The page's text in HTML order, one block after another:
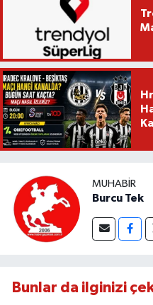
MUHABIR
Burcu Tek
Bunlar da ilginizi